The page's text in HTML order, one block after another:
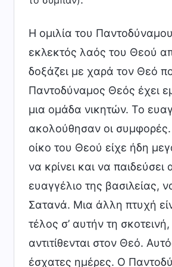
Η ομιλία του
εκλεκτός λαός του Θεού
δοξάζει με χαρά τον Θεό
Παντοδύναμος Θεός έχει
μια ομάδα νικητών. Το
ακολούθησαν οι
οίκο του Θεού είχε ήδη
να κρίνει και να
ευαγγέλιο της βασιλείας,
Σατανά. Μια άλλη πτυχή
τέλος σ’ αυτήν τη
αντιτίθενται στον Θεό.
έσχατες ημέρες. Ο